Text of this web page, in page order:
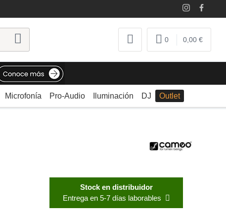
0 0,00 €
Microfonía Pro-Audio Iluminación DJ Outlet
Stock en distribuidor
Entrega en 5-7 días laborables